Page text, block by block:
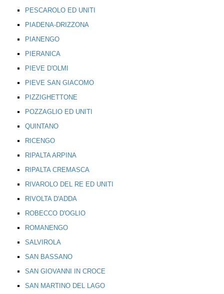
PESCAROLO ED UNITI
PIADENA-DRIZZONA
PIANENGO
PIERANICA
PIEVE D'OLMI
PIEVE SAN GIACOMO
PIZZIGHETTONE
POZZAGLIO ED UNITI
QUINTANO
RICENGO
RIPALTA ARPINA
RIPALTA CREMASCA
RIVAROLO DEL RE ED UNITI
RIVOLTA D'ADDA
ROBECCO D'OGLIO
ROMANENGO
SALVIROLA
SAN BASSANO
SAN GIOVANNI IN CROCE
SAN MARTINO DEL LAGO